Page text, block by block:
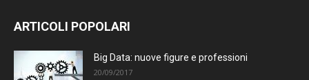
ARTICOLI POPOLARI
Big Data: nuove figure e professioni
20/09/2017